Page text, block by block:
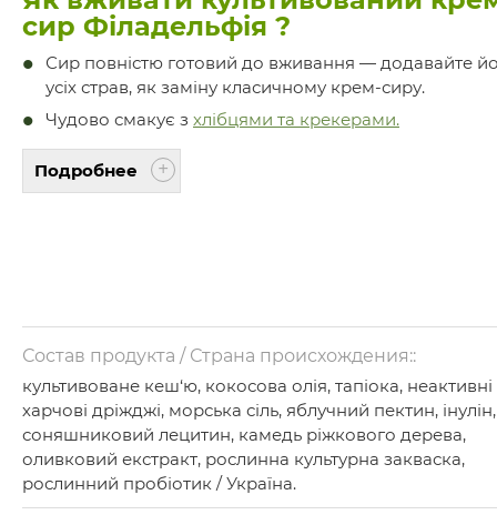
сир Філадельфія ?
Сир повністю готовий до вживання — додавайте
усіх страв, як заміну класичному крем-сиру.
Чудово смакує з хлібцями та крекерами.
Подробнее
Состав продукта / Страна происхождения::
культивоване кеш‘ю, кокосова олія, тапіока, неактивні
харчові дріжджі, морська сіль, яблучний пектин, інулін,
соняшниковий лецитин, камедь ріжкового дерева,
оливковий екстракт, рослинна культурна закваска,
рослинний пробіотик / Україна.